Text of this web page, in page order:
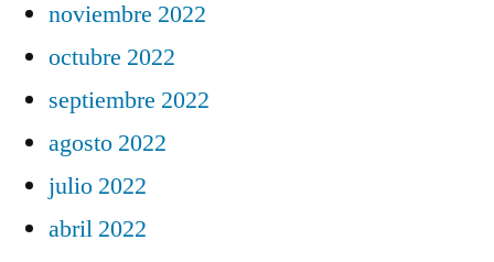
noviembre 2022
octubre 2022
septiembre 2022
agosto 2022
julio 2022
abril 2022